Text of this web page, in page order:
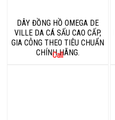
DÂY ĐỒNG HỒ OMEGA DE
VILLE DA CÁ SẤU CAO CẤP,
GIA CÔNG THEO TIÊU CHUẨN
CHÍNH HÃNG.
Call